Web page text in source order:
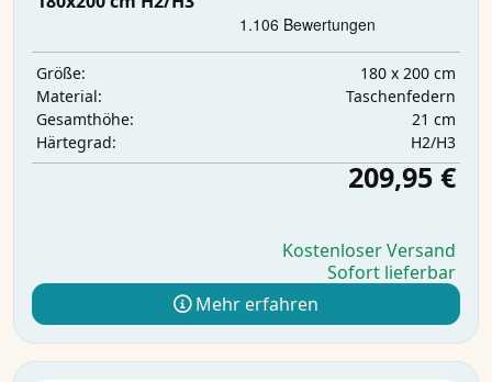
Größe:
180 x 200 cm
Material:
Taschenfedern
Gesamthöhe:
21 cm
Härtegrad:
H2/H3
209,95 €
Kostenloser Versand
Sofort lieferbar
Mehr erfahren